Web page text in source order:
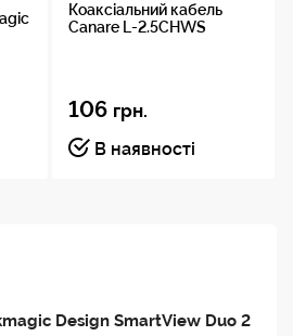
Коаксіальний кабель
Canare L-2.5CHWS
106 грн.
В наявності
Design SmartView Duo 2